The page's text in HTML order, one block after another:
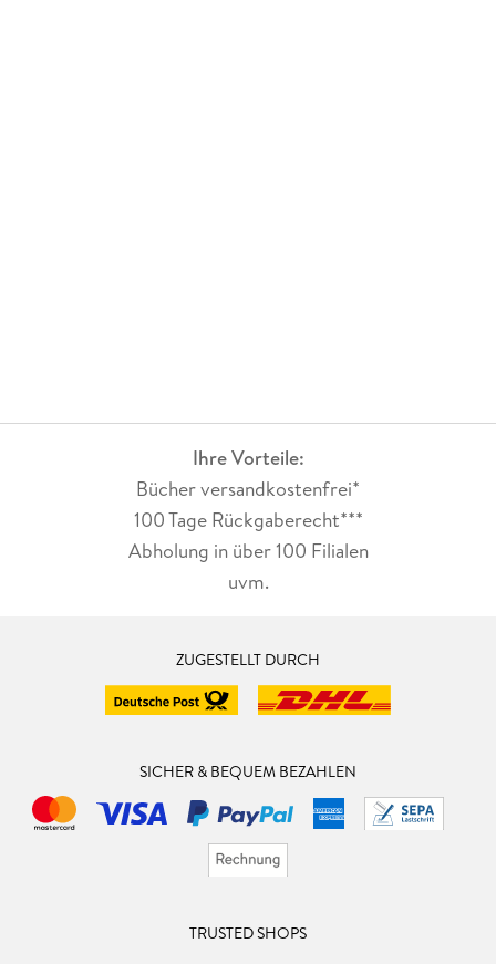
Ihre Vorteile:
Bücher versandkostenfrei*
100 Tage Rückgaberecht***
Abholung in über 100 Filialen
uvm.
ZUGESTELLT DURCH
SICHER & BEQUEM BEZAHLEN
TRUSTED SHOPS